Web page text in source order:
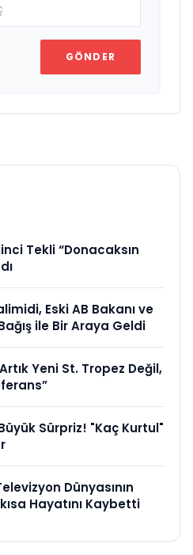
GÖNDER
Tekli “Donacaksın
Eski AB Bakanı ve
ile Bir Araya Geldi
Yeni St. Tropez Değil,
Sürpriz! "Kaç Kurtul"
Dünyasının
Hayatını Kaybetti